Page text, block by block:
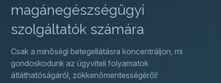
magánegészségügyi
szolgáltatók számára
Csak a minőségi betegellátásra koncentráljon, mi
gondoskodunk az ügyviteli folyamatok
átláthatóságáról, zökkenőmentességéről!